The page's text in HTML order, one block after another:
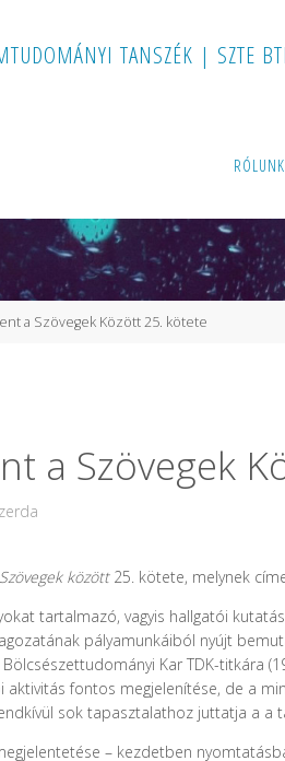
TUDOMÁNYI TANSZÉK | SZTE BT
RÓLUNK
a Szövegek Között 25. kötete
a Szövegek
Szövegek között25. kötete, melynek
tartalmazó, vagyis hallgatói
pályamunkáiból nyújt
Kar TDK-titkára
aktivitás fontos megjelenítése, de a
sok tapasztalathoz juttatja a a
– kezdetben